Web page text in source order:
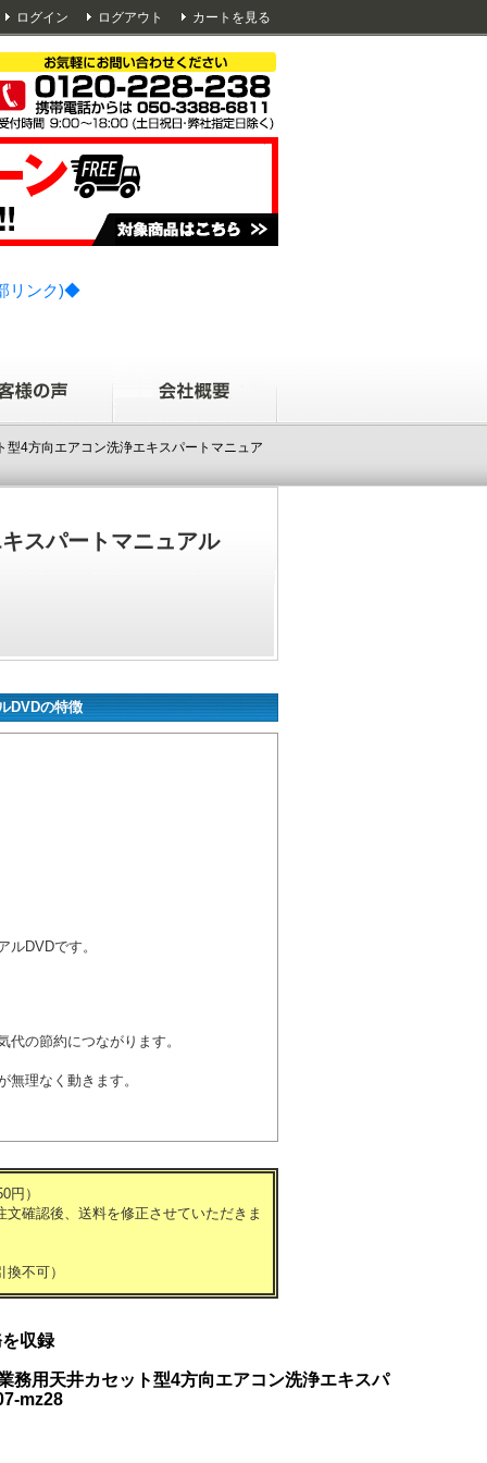
ログイン ログアウト カートを見る
リンク)◆
4方向エアコン洗浄エキスパートマニュア
スパートマニュアル
DVDの特徴
DVDです。
の節約につながります。
理なく動きます。
円）
確認後、送料を修正させていただきま
不可）
収録
務用天井カセット型4方向エアコン洗浄エキスパ
mz28